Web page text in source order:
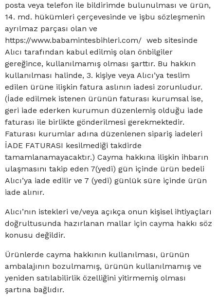
posta veya telefon ile bildirimde bulunulması ve ürün,
14. md. hükümleri çerçevesinde ve işbu sözleşmenin
ayrılmaz parçası olan ve
https://www.babamintesbihleri.com/ web sitesinde
Alıcı tarafından kabul edilmiş olan önbilgiler
gereğince, kullanılmamış olması şarttır. Bu hakkın
kullanılması halinde, 3. kişiye veya Alıcı’ya teslim
edilen ürüne ilişkin fatura aslının iadesi zorunludur.
(İade edilmek istenen ürünün faturası kurumsal ise,
geri iade ederken kurumun düzenlemiş olduğu iade
faturası ile birlikte gönderilmesi gerekmektedir.
Faturası kurumlar adına düzenlenen sipariş iadeleri
İADE FATURASI kesilmediği takdirde
tamamlanamayacaktır.) Cayma hakkına ilişkin ihbarın
ulaşmasını takip eden 7(yedi) gün içinde ürün bedeli
Alıcı’ya iade edilir ve 7 (yedi) günlük süre içinde ürün
iade alınır.
Alıcı’nın istekleri ve/veya açıkça onun kişisel ihtiyaçları
doğrultusunda hazırlanan mallar için cayma hakkı söz
konusu değildir.
Ürünlerde cayma hakkının kullanılması, ürünün
ambalajının bozulmamış, ürünün kullanılmamış ve
yeniden satılabilirlik özelliğini yitirmemiş olması
şartına bağlıdır.